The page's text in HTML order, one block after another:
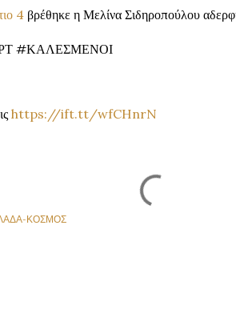
4 βρέθηκε η Μελίνα Σιδηροπούλου
#ΚΑΛΕΣΜΕΝΟΙ
https://ift.tt/wfCHnrN
ΚΟΣΜΟΣ